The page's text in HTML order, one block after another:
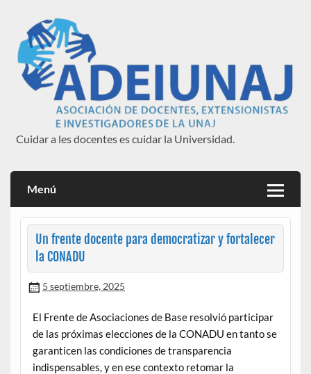
contenido
ADEIUNAJ
Cuidar a les docentes es cuidar la Universidad.
Menú
Un frente docente para democratizar y fortalecer
la CONADU
5 septiembre, 2025
El Frente de Asociaciones de Base resolvió participar
de las próximas elecciones de la CONADU en tanto se
garanticen las condiciones de transparencia
indispensables, y en ese contexto retomar la